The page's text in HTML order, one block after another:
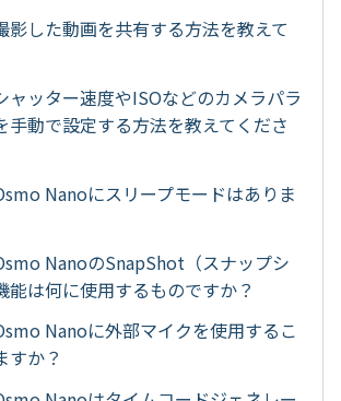
影した動画を共有する方法を教えて
ャッター速度やISOなどのカメラパラ
手動で設定する方法を教えてくださ
Nanoにスリープモードはありま
NanoのSnapShot（スナップシ
能は何に使用するものですか？
Nanoに外部マイクを使用するこ
すか？